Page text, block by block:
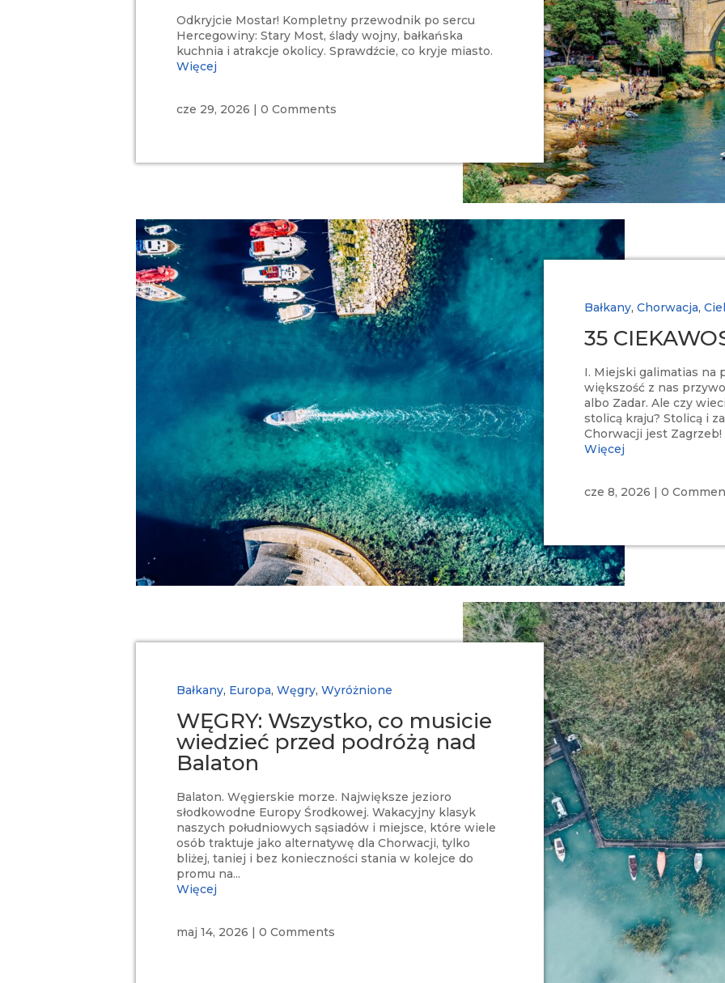
Odkryjcie Mostar! Kompletny przewodnik po sercu
Hercegowiny: Stary Most, ślady wojny, bałkańska
kuchnia i atrakcje okolicy. Sprawdźcie, co kryje miasto.
Więcej
cze 29, 2026 | 0 Comments
Bałkany, Chorwacja,
35
I. Miejski galimatias na
większość z nas
albo Zadar. Ale czy
stolicą kraju? Stolicą i
Chorwacji jest
Więcej
cze 8, 2026 | 0
Bałkany, Europa, Węgry, Wyróżnione
WĘGRY: Wszystko, co musicie
wiedzieć przed podróżą nad
Balaton
Balaton. Węgierskie morze. Największe jezioro
słodkowodne Europy Środkowej. Wakacyjny klasyk
naszych południowych sąsiadów i miejsce, które wiele
osób traktuje jako alternatywę dla Chorwacji, tylko
bliżej, taniej i bez konieczności stania w kolejce do
promu na...
Więcej
maj 14, 2026 | 0 Comments